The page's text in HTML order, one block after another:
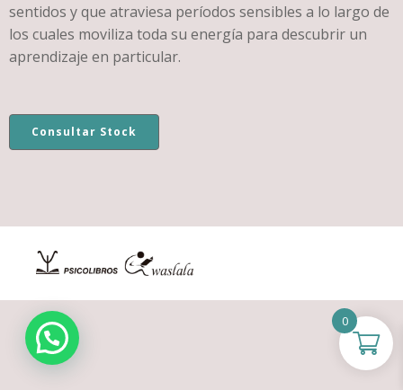
sentidos y que atraviesa períodos sensibles a lo largo de
los cuales moviliza toda su energía para descubrir un
aprendizaje en particular.
Consultar Stock
0